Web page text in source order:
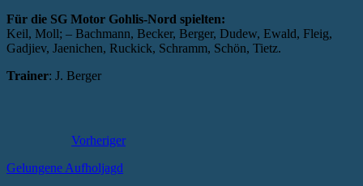
Für die SG Motor Gohlis-Nord spielten:
Keil, Moll; – Bachmann, Becker, Berger, Dudew, Ewald, Fleig,
Gadjiev, Jaenichen, Ruckick, Schramm, Schön, Tietz.
Trainer: J. Berger
Vorheriger
Gelungene Aufholjagd